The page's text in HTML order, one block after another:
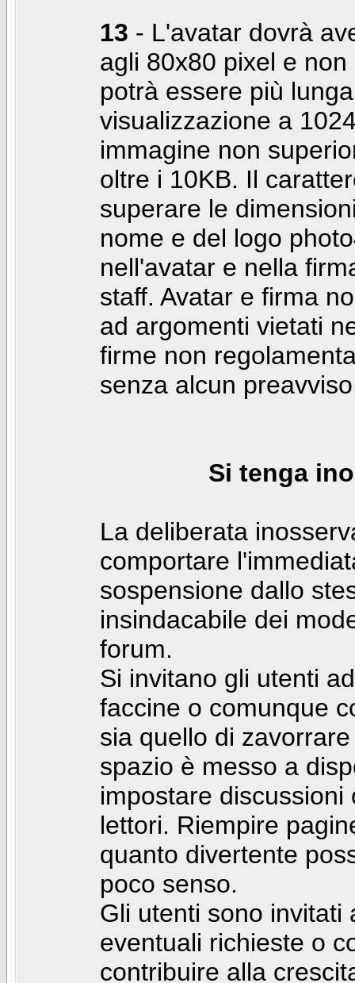
13 - L'avatar dovrà
agli 80x80 pixel e
potrà essere più
visualizzazione a
immagine non
oltre i 10KB. Il
superare le
nome e del logo
nell'avatar e nella
staff. Avatar e firma
ad argomenti vietati
firme non
senza alcun
Si tenga
La deliberata
comportare
sospensione dallo
insindacabile dei
forum.
Si invitano gli utenti
faccine o comunque
sia quello di
spazio è messo a
impostare
lettori. Riempire
quanto divertente
poco senso.
Gli utenti sono invitati
eventuali richieste o
contribuire alla